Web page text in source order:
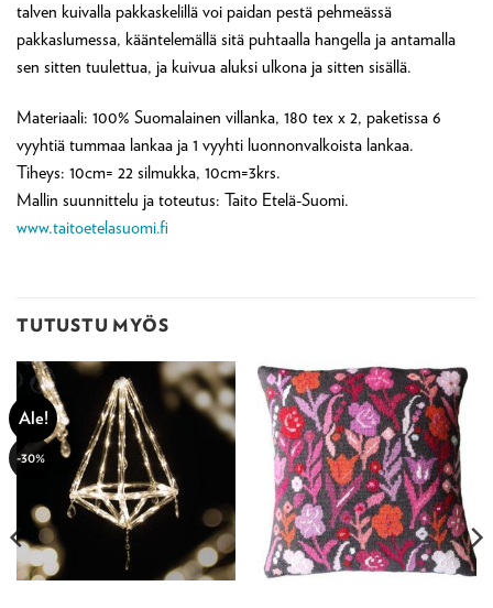
talven kuivalla pakkaskelillä voi paidan pestä pehmeässä
pakkaslumessa, kääntelemällä sitä puhtaalla hangella ja antamalla
sen sitten tuulettua, ja kuivua aluksi ulkona ja sitten sisällä.
Materiaali: 100% Suomalainen villanka, 180 tex x 2, paketissa 6
vyyhtiä tummaa lankaa ja 1 vyyhti luonnonvalkoista lankaa.
Tiheys: 10cm= 22 silmukka, 10cm=3krs.
Mallin suunnittelu ja toteutus: Taito Etelä-Suomi.
www.taitoetelasuomi.fi
TUTUSTU MYÖS
Ale!
-30%